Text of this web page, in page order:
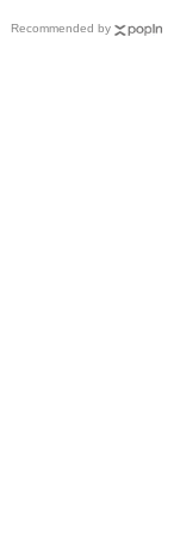
Recommended by